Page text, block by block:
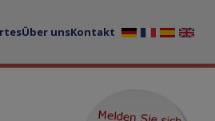
Über unsKontakt